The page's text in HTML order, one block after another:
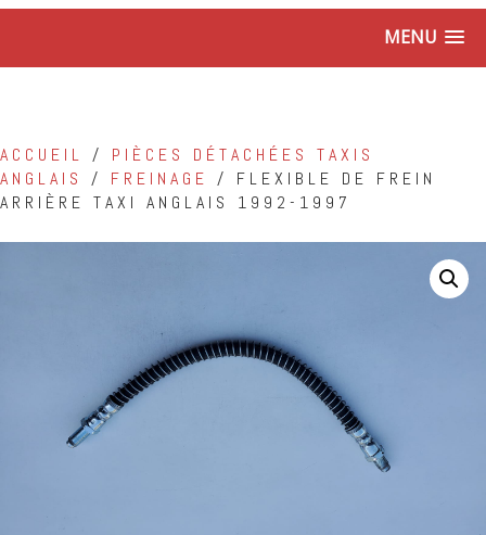
MENU
ACCUEIL / PIÈCES DÉTACHÉES TAXIS
ANGLAIS
/ FREINAGE / FLEXIBLE DE FREIN
ARRIÈRE TAXI ANGLAIS 1992-1997